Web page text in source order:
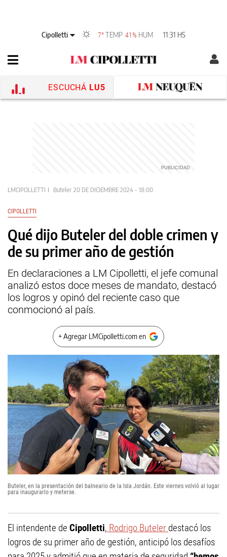
Cipolletti 7°TEMP 41% HUM 11:31 HS
ESCUCHÁ LU5
LMCIPOLLETTI Buteler 20 DE DICIEMBRE 2024 - 18:00
CIPOLLETTI
Qué dijo Buteler del doble crimen y
de su primer año de gestión
En declaraciones a LM Cipolletti, el jefe comunal
analizó estos doce meses de mandato, destacó
los logros y opinó del reciente caso que
conmocionó al país.
+ Agregar LMCipolletti.com en
Buteler, en la presentación del balneario de la Isla Jordán. Este viernes volvió al lugar
para inaugurarlo y meterse.
El intendente de Cipolletti, Rodrigo Buteler destacó los
logros de su primer año de gestión, anticipó los desafíos